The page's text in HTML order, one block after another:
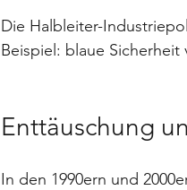
Die Halbleiter-
Beispiel: blaue
Enttäuschung
In den 1990ern und